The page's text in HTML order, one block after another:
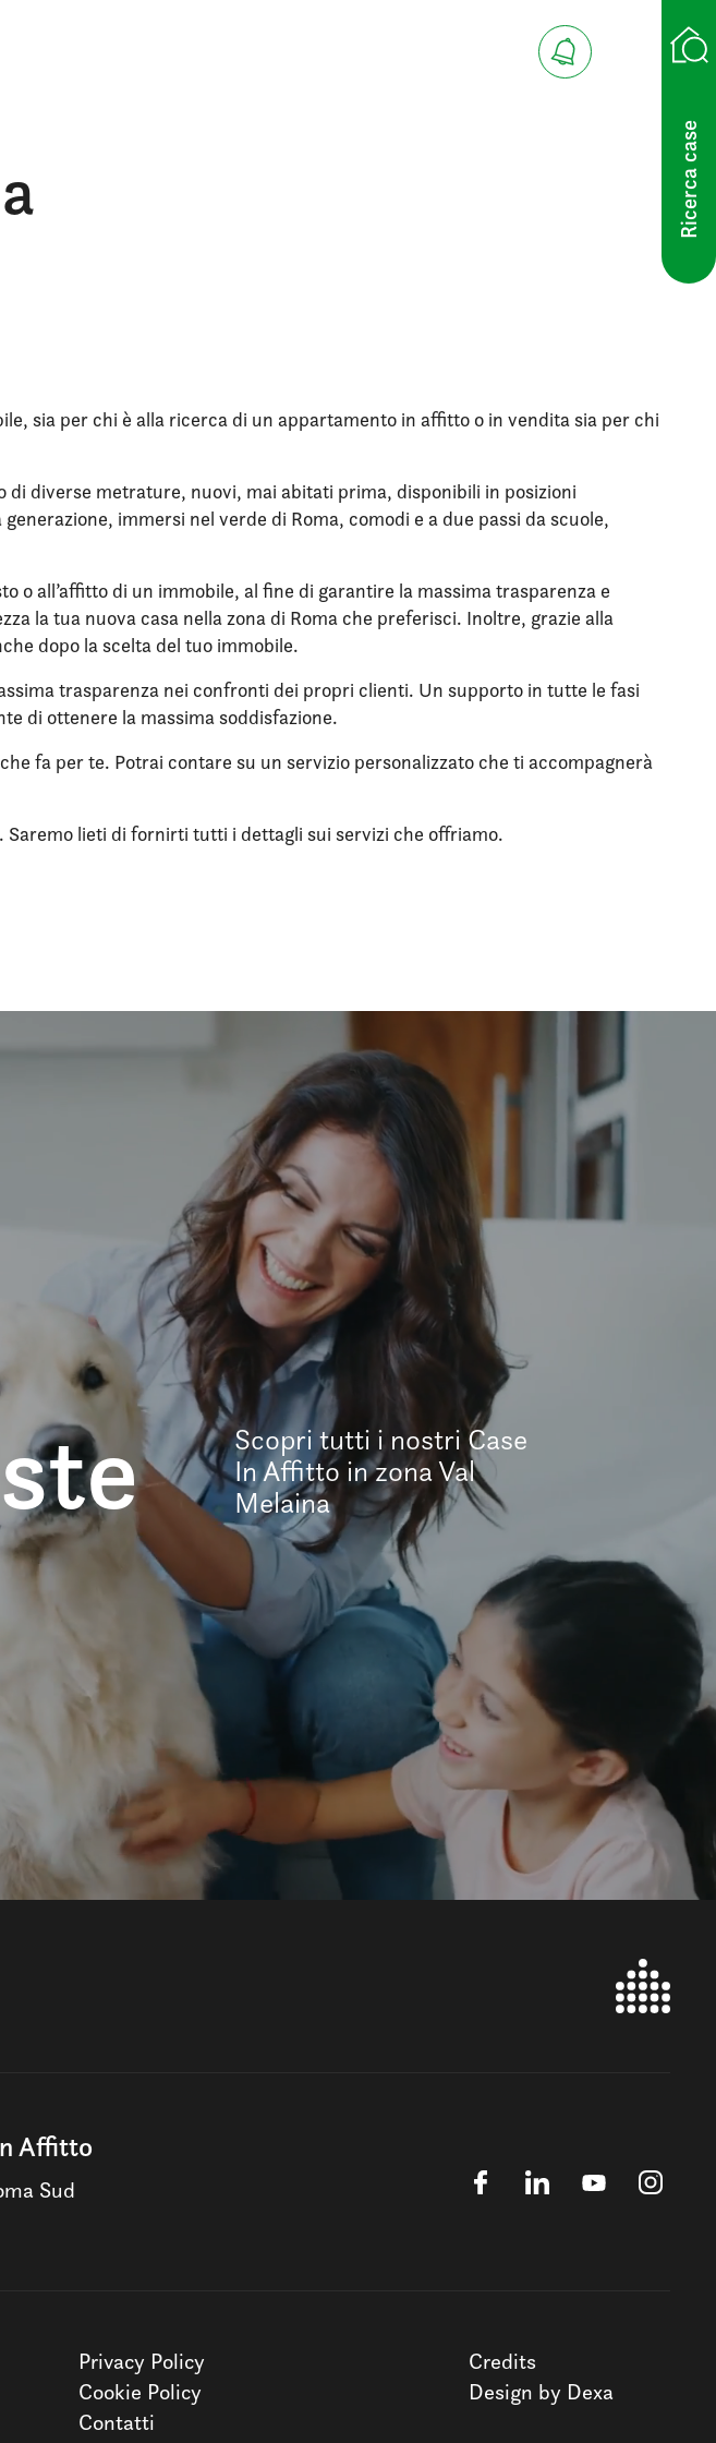
Ricerca case
sia per chi è alla ricerca di un appartamento in affitto o in vendita sia per chi
diverse metrature, nuovi, mai abitati prima, disponibili in posizioni
immersi nel verde di Roma, comodi e a due passi da scuole,
o all’affitto di un immobile, al fine di garantire la massima trasparenza e
la tua nuova casa nella zona di Roma che preferisci. Inoltre, grazie alla
dopo la scelta del tuo immobile.
trasparenza nei confronti dei propri clienti. Un supporto in tutte le fasi
di ottenere la massima soddisfazione.
fa per te. Potrai contare su un servizio personalizzato che ti accompagnerà
lieti di fornirti tutti i dettagli sui servizi che offriamo.
Scopri tutti i nostri Case
In Affitto in zona Val
Melaina
Affitto
Sud
Privacy Policy
Cookie Policy
Contatti
Credits
Design by Dexa